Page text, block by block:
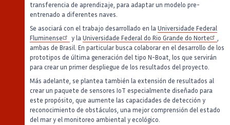
transferencia de aprendizaje, para adaptar un modelo pre-
entrenado a diferentes naves.
Se asociará con el trabajo desarrollado en la Universidade Federal
Fluminense
y la Universidade Federal do Rio Grande do Norte
ambas de Brasil. En particular busca colaborar en el desarrollo de los
prototipos de última generación del tipo N-Boat, los que servirán
para crear un primer despliegue de los resultados del proyecto.
Más adelante, se plantea también la extensión de resultados al
crear un paquete de sensores IoT especialmente diseñado para
este propósito, que aumente las capacidades de detección y
reconocimiento de obstáculos, una mejor comprensión del estado
del mar y el monitoreo ambiental y ecológico.